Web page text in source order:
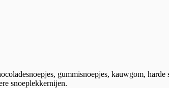
gummisnoepjes, kauwgom,
snoeplekkernijen.